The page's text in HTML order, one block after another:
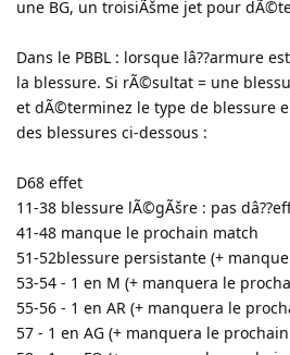
une BG, un troisiÃšme jet pour
Dans le PBBL : lorsque lâ??armure
la blessure. Si rÃ©sultat = une
et dÃ©terminez le type de blessure
des blessures ci-dessous :
D68 effet
11-38 blessure lÃ©gÃšre : pas
41-48 manque le prochain match
51-52blessure persistante (+
53-54 - 1 en M (+ manquera le
55-56 - 1 en AR (+ manquera le
57 - 1 en AG (+ manquera le